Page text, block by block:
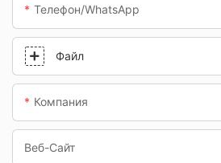
Телефон/WhatsApp
Файл
Компания
Веб-Сайт